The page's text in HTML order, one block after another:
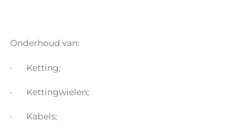
Onderhoud van:
· Ketting;
· Kettingwielen;
· Kabels;